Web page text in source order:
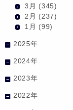
3月 (345)
2月 (237)
1月 (99)
2025年
2024年
2023年
2022年